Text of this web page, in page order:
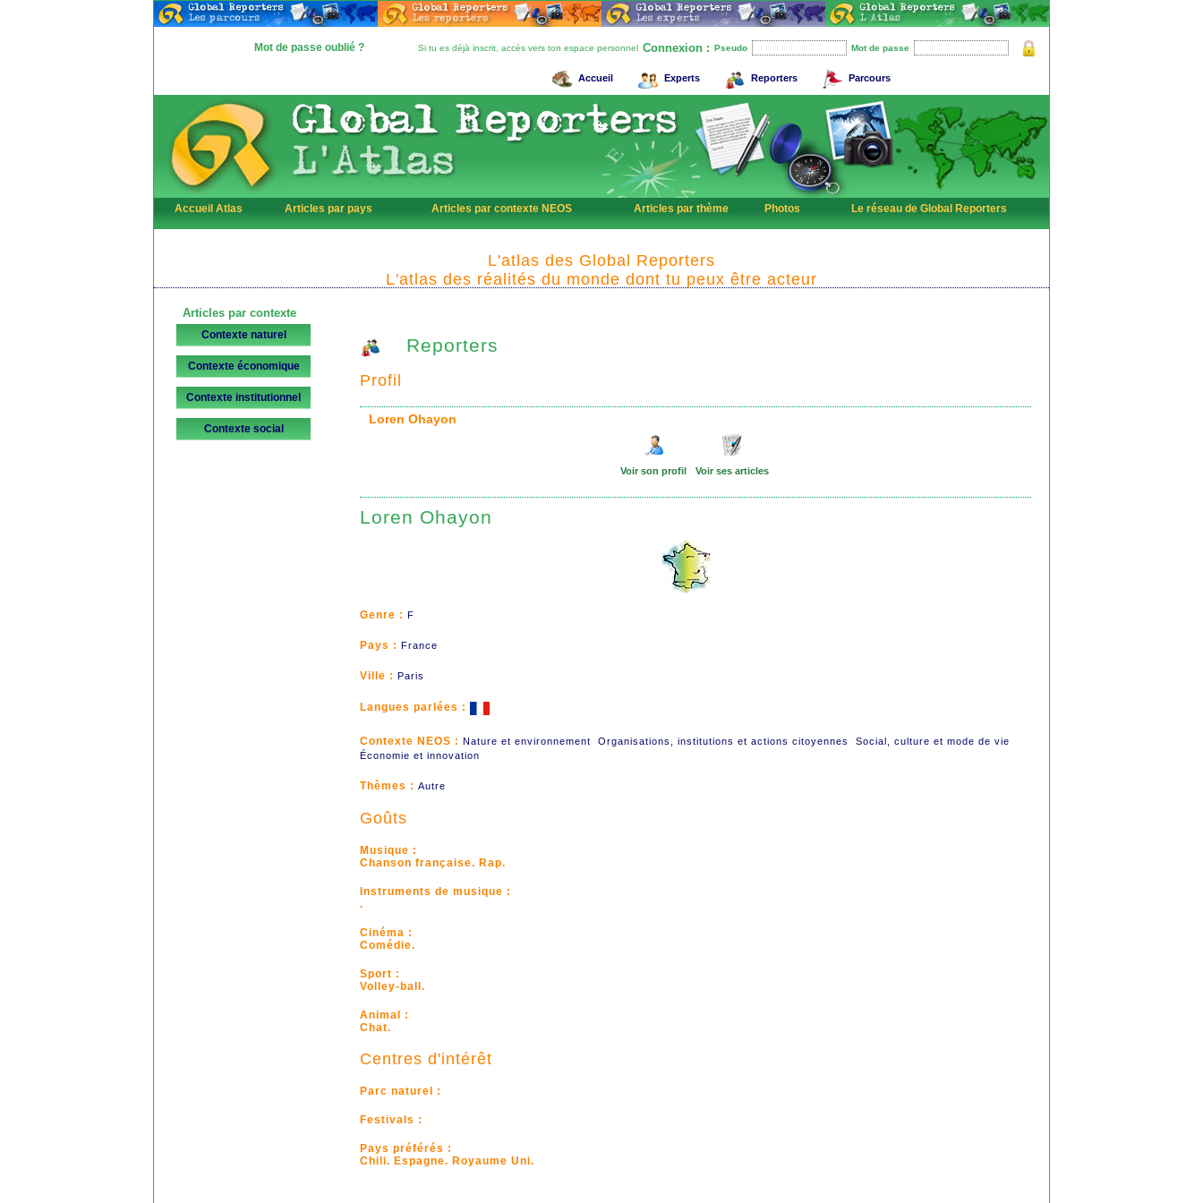
Mot de passe oublié ? Si tu es déjà inscrit, accès vers ton espace personnel Connexion : Pseudo Mot de passe
Accueil Experts Reporters Parcours
Accueil Atlas Articles par pays Articles par contexte NEOS Articles par thème Photos Le réseau de Global Reporters
L'atlas des Global Reporters
L'atlas des réalités du monde dont tu peux être acteur
Articles par contexte
Contexte naturel
Contexte économique
Contexte institutionnel
Contexte social
Reporters
Profil
Loren Ohayon
Voir son profil Voir ses articles
Loren Ohayon
Genre : F
Pays : France
Ville : Paris
Langues parlées :
Contexte NEOS : Nature et environnement Organisations, institutions et actions citoyennes Social, culture et mode de vie
Économie et innovation
Thèmes : Autre
Goûts
Musique :
Chanson française. Rap.
Instruments de musique :
.
Cinéma :
Comédie.
Sport :
Volley-ball.
Animal :
Chat.
Centres d'intérêt
Parc naturel :
Festivals :
Pays préférés :
Chili. Espagne. Royaume Uni.